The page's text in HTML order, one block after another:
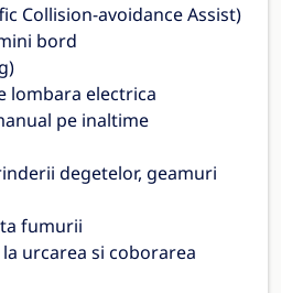
Collision-avoidance Assist)
bord
lombara electrica
pe inaltime
degetelor, geamuri
fumurii
la urcarea si coborarea